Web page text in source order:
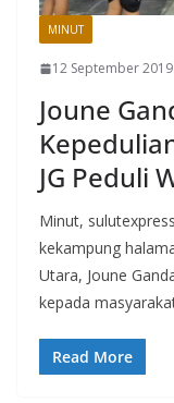
MINUT
12 September 2019
Joune
JG Peduli
Minut,
kekampung
Utara, Joune
kepada
Read More